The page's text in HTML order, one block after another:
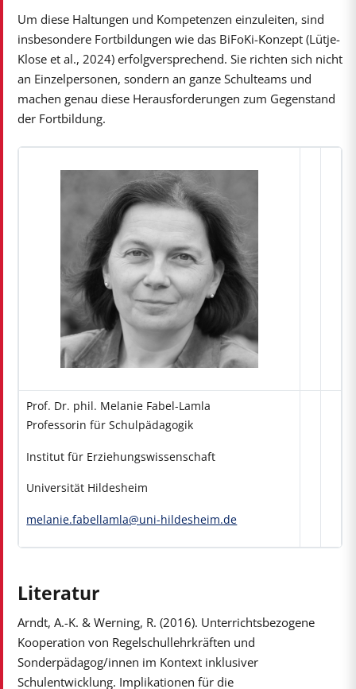
Um diese Haltungen und Kompetenzen einzuleiten, sind
insbesondere Fortbildungen wie das BiFoKi-Konzept (Lütje-
Klose et al., 2024) erfolgversprechend. Sie richten sich nicht
an Einzelpersonen, sondern an ganze Schulteams und
machen genau diese Herausforderungen zum Gegenstand
der Fortbildung.
Prof. Dr. phil. Melanie Fabel-Lamla
Professorin für Schulpädagogik
Institut für Erziehungswissenschaft
Universität Hildesheim
melanie.fabellamla@uni-hildesheim.de
Literatur
Arndt, A.-K. & Werning, R. (2016). Unterrichtsbezogene
Kooperation von Regelschullehrkräften und
Sonderpädagog/innen im Kontext inklusiver
Schulentwicklung. Implikationen für die